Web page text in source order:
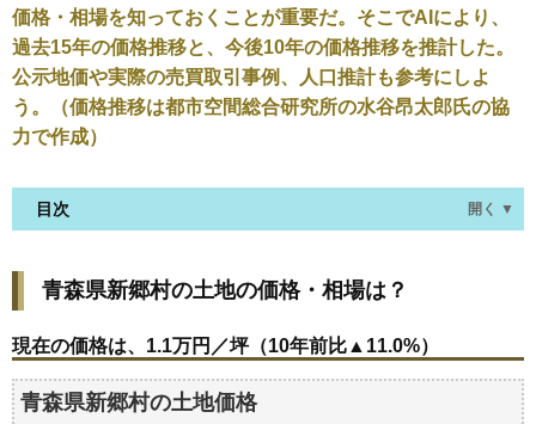
価格・相場を知っておくことが重要だ。そこでAIにより、
過去15年の価格推移と、今後10年の価格推移を推計した。
公示地価や実際の売買取引事例、人口推計も参考にしよ
う。（価格推移は都市空間総合研究所の水谷昂太郎氏の協
力で作成）
目次 開く ▼
現在の価格は、1.1万円／坪（10年前比▲11.0%）
価格を詳細に分析しよう
青森県新郷村の土地の過去の売買事例
青森県新郷村の土地の価格・相場は？
現在の価格は、1.1万円／坪（10年前比▲11.0%）
青森県新郷村の土地価格